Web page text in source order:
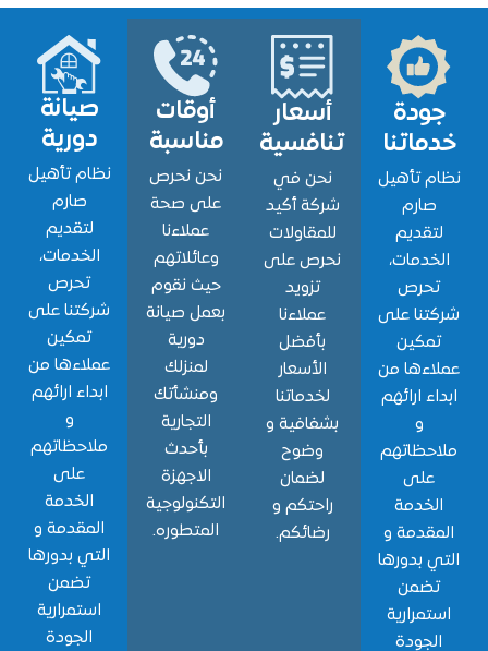
تأهيل
على
من
ارائهم
و
بدورها
أسعار
تنافسية
نحن في
شركة أكيد
للمقاولات
نحرص على
عملاءنا
الأسعار
لخدماتنا
بشفافية و
راحتكم و
رضائكم.
أوقات
مناسبة
نحن نحرص
على صحة
وعائلاتهم
حيث نقوم
بعمل صيانة
ومنشأتك
التجارية
التكنولوجية
المتطوره.
صيانة
دورية
نظام تأهيل
الخدمات،
شركتنا على
عملاءها من
ابداء ارائهم
ملاحظاتهم
الخدمة
المقدمة و
التي بدورها
استمرارية